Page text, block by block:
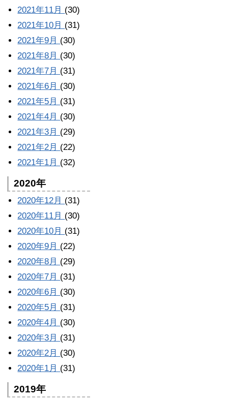
2021年11月 (30)
2021年10月 (31)
2021年9月 (30)
2021年8月 (30)
2021年7月 (31)
2021年6月 (30)
2021年5月 (31)
2021年4月 (30)
2021年3月 (29)
2021年2月 (22)
2021年1月 (32)
2020年
2020年12月 (31)
2020年11月 (30)
2020年10月 (31)
2020年9月 (22)
2020年8月 (29)
2020年7月 (31)
2020年6月 (30)
2020年5月 (31)
2020年4月 (30)
2020年3月 (31)
2020年2月 (30)
2020年1月 (31)
2019年